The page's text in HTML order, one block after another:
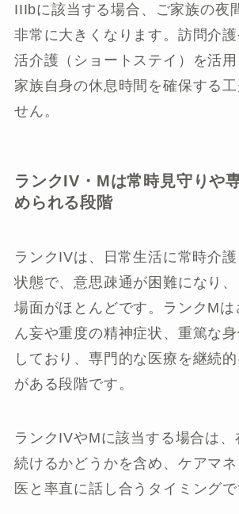
IIIbに該当する場合、ご家族の夜
非常に大きくなります。訪問介
活介護（ショートステイ）を活
家族自身の休息時間を確保する
せん。
ランクIV・Mは常時見守りや
められる段階
ランクIVは、日常生活に常時介
状態で、意思疎通が困難になり
場面がほとんどです。ランクM
ん妄や重度の精神症状、重篤な
しており、専門的な医療を継続
がある段階です。
ランクIVやMに該当する場合は、
続けるかどうかを含め、ケアマ
医と率直に話し合うタイミングで